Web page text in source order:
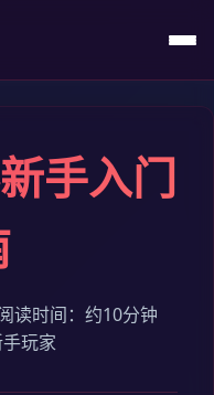
手入门
读时间：约10分钟
玩家